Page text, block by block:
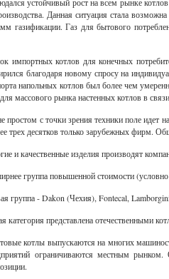
Данная ситуация стала
газификации. Газ для бытового
импортных котлов для конечных
благодаря новому спросу на
напольных котлов был более чем
массового рынка настенных котлов в
простом с точки зрения техники поле идет
трех десятков только зарубежных фирм.
и качественные изделия производят
группа повышенной стоимости
группа - Dakon (Чехия), Fontecal,
категория представлена отечественными
котлы выпускаются на многих
ограничиваются местным